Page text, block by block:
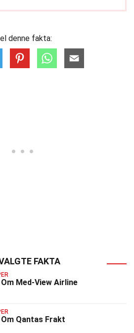
denne fakta:
FAKTA
Med-View Airline
Qantas Frakt